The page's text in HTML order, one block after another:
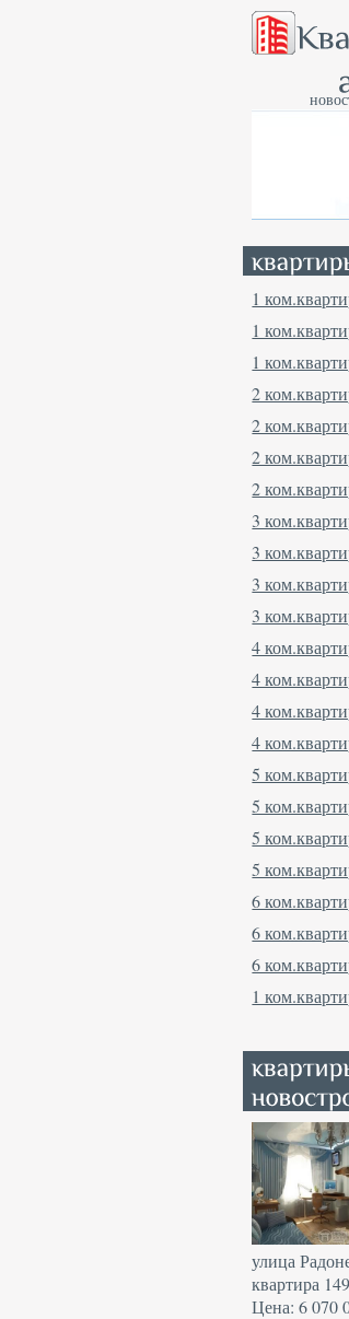
1
1
1
2
2
2
2
3
3
3
3
4
4
4
4
5
5
5
5
6
6
6
1
улица
квартира 149
Цена: 6 070